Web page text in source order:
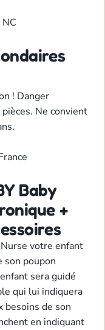
NC
! Danger
Ne convient
Baby
+
votre enfant
son poupon
sera guidé
qui lui indiquera
besoins de son
en indiquant